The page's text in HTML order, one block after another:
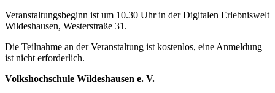
Veranstaltungsbeginn ist um 10.30 Uhr in der Digitalen Erlebniswelt
Wildeshausen, Westerstraße 31.
Die Teilnahme an der Veranstaltung ist kostenlos, eine Anmeldung
ist nicht erforderlich.
Volkshochschule Wildeshausen e. V.